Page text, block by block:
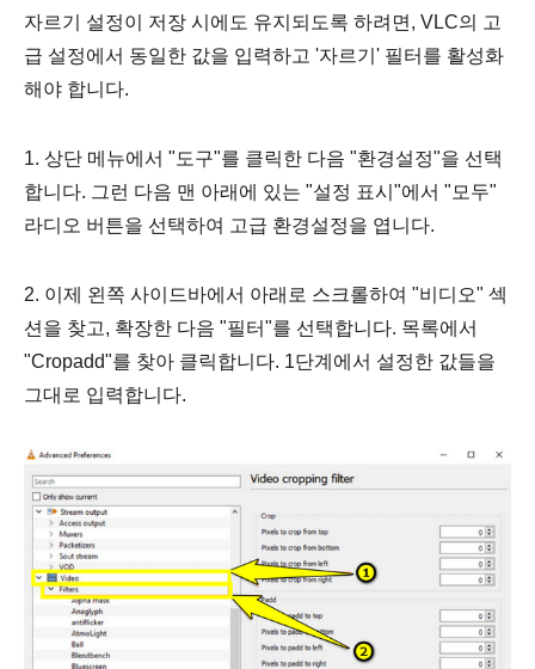
자르기 설정이 저장 시에도 유지되도록 하려면, VLC의 고
급 설정에서 동일한 값을 입력하고 '자르기' 필터를 활성화
해야 합니다.
1. 상단 메뉴에서 "도구"를 클릭한 다음 "환경설정"을 선택
합니다. 그런 다음 맨 아래에 있는 "설정 표시"에서 "모두"
라디오 버튼을 선택하여 고급 환경설정을 엽니다.
2. 이제 왼쪽 사이드바에서 아래로 스크롤하여 "비디오" 섹
션을 찾고, 확장한 다음 "필터"를 선택합니다. 목록에서
"Cropadd"를 찾아 클릭합니다. 1단계에서 설정한 값들을
그대로 입력합니다.